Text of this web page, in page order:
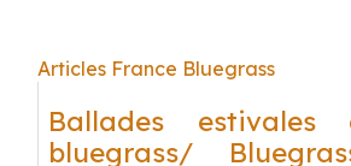
Articles France Bluegrass
Ballades estivales
bluegrass/